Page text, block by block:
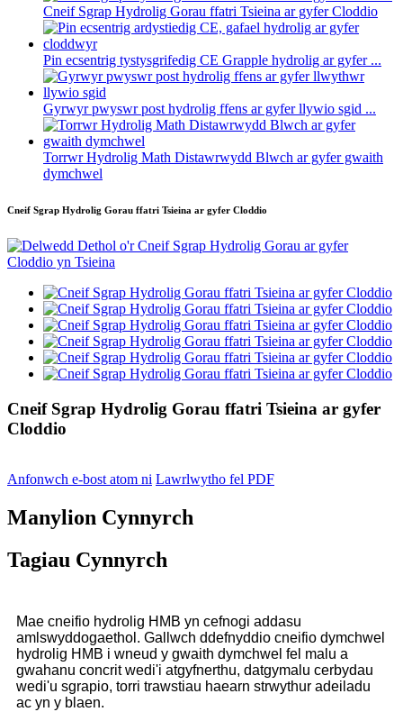
Cneif Sgrap Hydrolig Gorau ffatri Tsieina ar gyfer Cloddio
Pin ecsentrig tystysgrifedig CE Grapple hydrolig ar gyfer ...
Gyrwyr pwyswr post hydrolig ffens ar gyfer llywio sgid ...
Torrwr Hydrolig Math Distawrwydd Blwch ar gyfer gwaith
dymchwel
Cneif Sgrap Hydrolig Gorau ffatri Tsieina ar gyfer Cloddio
Cneif Sgrap Hydrolig Gorau ffatri Tsieina ar gyfer
Cloddio
Anfonwch e-bost atom ni Lawrlwytho fel PDF
Manylion Cynnyrch
Tagiau Cynnyrch
Mae cneifio hydrolig HMB yn cefnogi addasu
amlswyddogaethol. Gallwch ddefnyddio cneifio dymchwel
hydrolig HMB i wneud y gwaith dymchwel fel malu a
gwahanu concrit wedi'i atgyfnerthu, datgymalu cerbydau
wedi'u sgrapio, torri trawstiau haearn strwythur adeiladu
ac yn y blaen.